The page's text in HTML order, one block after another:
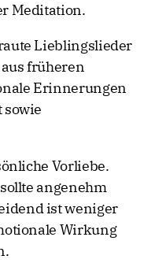
Meditation.
Lieblingslieder
früheren
Erinnerungen
Vorliebe.
angenehm
ist weniger
Wirkung